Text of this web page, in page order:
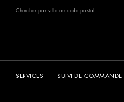
SERVICES SUIVI DE COMMANDE